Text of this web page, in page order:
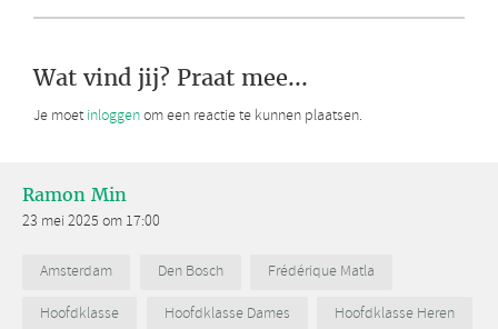
Wat vind jij? Praat mee...
Je moet inloggenom een reactie te kunnen plaatsen.
Ramon Min
23 mei 2025 om 17:00
Amsterdam Den Bosch
Frédérique Matla
Hoofdklasse
Hoofdklasse Dames
Hoofdklasse Heren